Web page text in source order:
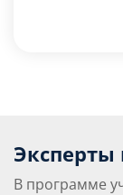
Эксперты
В программе